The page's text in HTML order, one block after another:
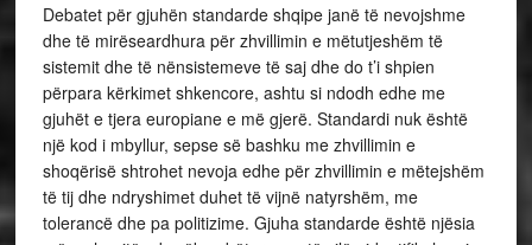
Debatet për gjuhën standarde shqipe janë të nevojshme
dhe të mirëseardhura për zhvillimin e mëtutjeshëm të
sistemit dhe të nënsistemeve të saj dhe do t’i shpien
përpara kërkimet shkencore, ashtu si ndodh edhe me
gjuhët e tjera europiane e më gjerë. Standardi nuk është
një kod i mbyllur, sepse së bashku me zhvillimin e
shoqërisë shtrohet nevoja edhe për zhvillimin e mëtejshëm
të tij dhe ndryshimet duhet të vijnë natyrshëm, me
tolerancë dhe pa politizime. Gjuha standarde është njësia